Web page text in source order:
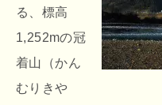
る、標高
1,252mの冠
着山（かん
むりきや